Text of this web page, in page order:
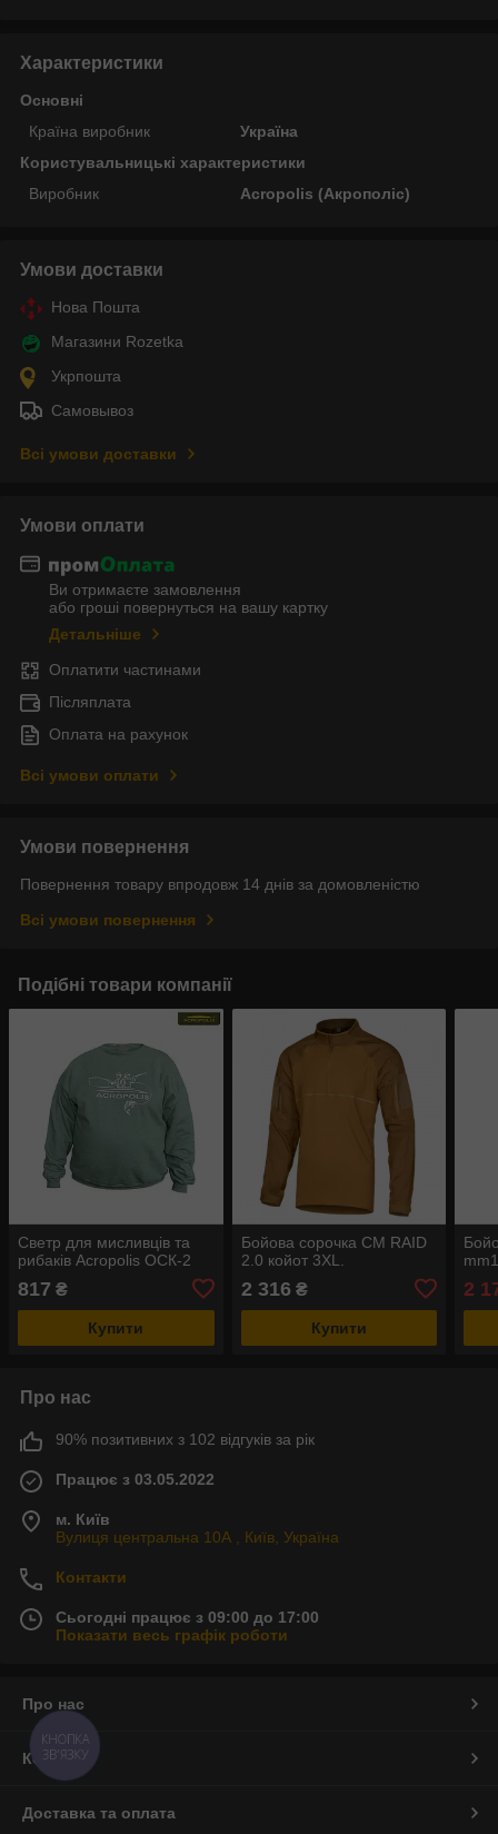
Характеристики
Основні
Країна виробник
Україна
Користувальницькі характеристики
Виробник
Acropolis (Акрополіс)
Умови доставки
Нова Пошта
Магазини Rozetka
Укрпошта
Самовывоз
Всі умови доставки
Умови оплати
Ви отримаєте замовлення
або гроші повернуться на вашу картку
Детальніше
Оплатити частинами
Післяплата
Оплата на рахунок
Всі умови оплати
Умови повернення
Повернення товару впродовж 14 днів за домовленістю
Всі умови повернення
Подібні товари компанії
Светр для мисливців та
рибаків Acropolis ОСК-2
817 ₴
Купити
Бойова сорочка CM RAID
2.0 койот 3XL.
2 316 ₴
Купити
2
Про нас
90% позитивних з 102 відгуків за рік
Працює з 03.05.2022
м. Київ
Вулиця центральна 10А , Київ, Україна
Контакти
Сьогодні працює з 09:00 до 17:00
Показати весь графік роботи
Про нас
Контакти
Доставка та оплата
КНОПКА
ЗВ'ЯЗКУ